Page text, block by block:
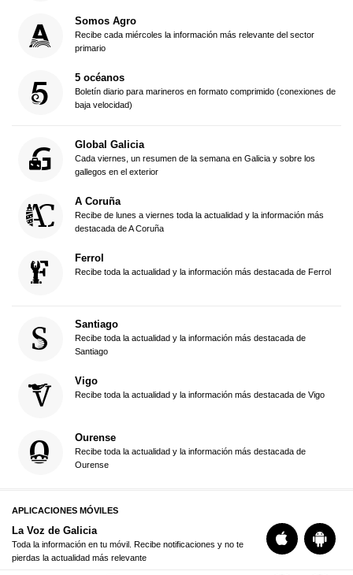
Somos Agro
Recibe cada miércoles la información más relevante del sector
primario
5 océanos
Boletín diario para marineros en formato comprimido (conexiones de
baja velocidad)
Global Galicia
Cada viernes, un resumen de la semana en Galicia y sobre los
gallegos en el exterior
A Coruña
Recibe de lunes a viernes toda la actualidad y la información más
destacada de A Coruña
Ferrol
Recibe toda la actualidad y la información más destacada de Ferrol
Santiago
Recibe toda la actualidad y la información más destacada de
Santiago
Vigo
Recibe toda la actualidad y la información más destacada de Vigo
Ourense
Recibe toda la actualidad y la información más destacada de
Ourense
APLICACIONES MÓVILES
La Voz de Galicia
Toda la información en tu móvil. Recibe notificaciones y no te
pierdas la actualidad más relevante